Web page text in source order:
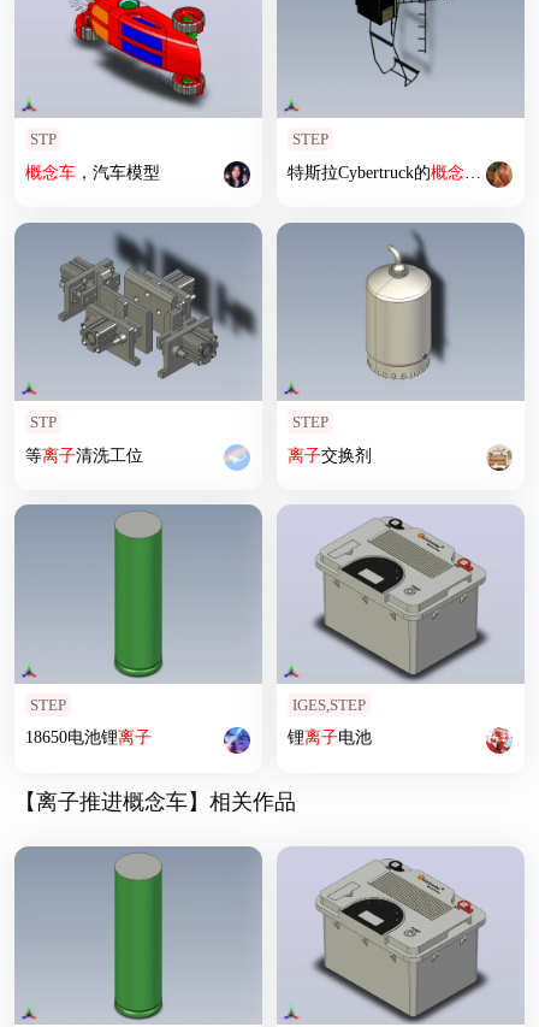
STP
概念车，汽车模型
STEP
特斯拉Cybertruck的概念车 搭载
STP
等离子清洗工位
STEP
离子交换剂
STEP
18650电池锂离子
IGES,STEP
锂离子电池
【离子推进概念车】相关作品